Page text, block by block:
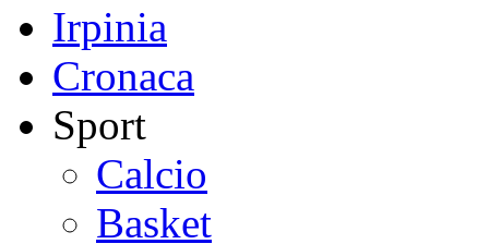
Irpinia
Cronaca
Sport
Calcio
Basket